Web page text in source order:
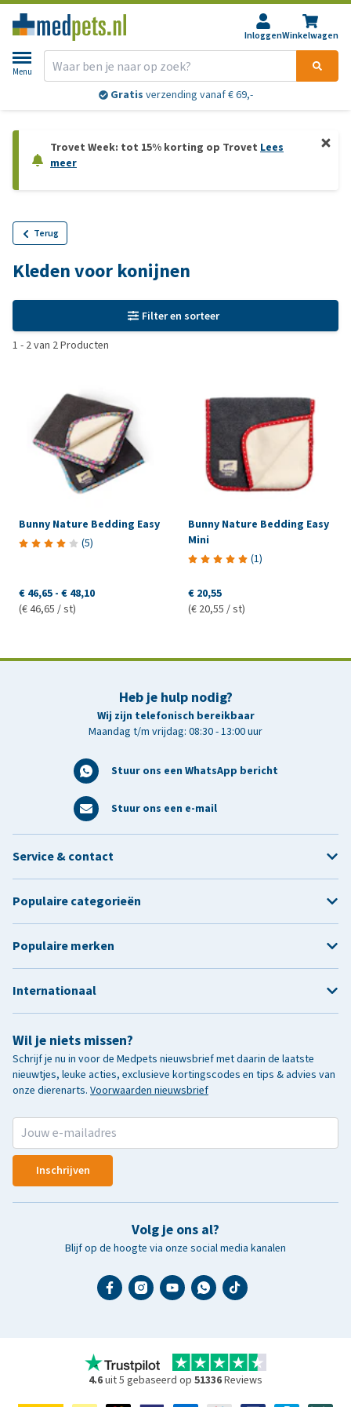
InloggenWinkelwagen
Menu
Gratis verzending vanaf € 69,-
Trovet Week: tot 15% korting op Trovet Lees
meer
Terug
Kleden voor konijnen
Filter en sorteer
1 - 2van 2Producten
Bunny Nature Bedding Easy
(5)
€ 46,65 - € 48,10
(€ 46,65 / st)
Bunny Nature Bedding Easy
Mini
(1)
€ 20,55
(€ 20,55 / st)
Heb je hulp nodig?
Wij zijn telefonisch bereikbaar
Maandag t/m vrijdag: 08:30 - 13:00 uur
Stuur ons een WhatsApp bericht
Stuur ons een e-mail
Wil je niets missen?
Schrijf je nu in voor de Medpets nieuwsbrief met daarin de laatste
nieuwtjes, leuke acties, exclusieve kortingscodes en tips & advies van
onze dierenarts. Voorwaarden nieuwsbrief
Inschrijven
Volg je ons al?
Blijf op de hoogte via onze social media kanalen
Service & contact
Populaire categorieën
Populaire merken
Internationaal
4.6uit 5 gebaseerd op 51336Reviews